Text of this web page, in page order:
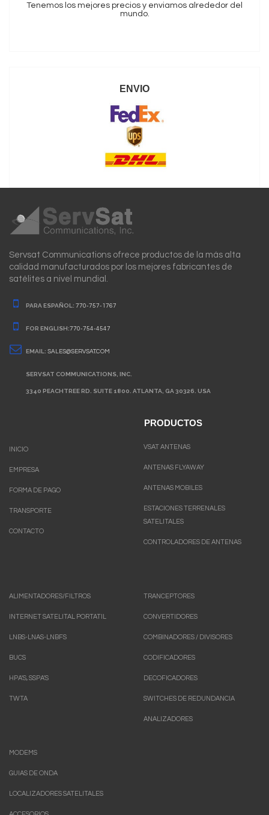
Tenemos los mejores precios y enviamos alrededor del
mundo.
ENVIO
Servsat Communications ofrece productos de la más alta
calidad manufacturados por los mejores fabricantes de
satélites a nivel mundial.
PARA ESPAÑOL: 770-757-1767
FOR ENGLISH:770-754-4547
EMAIL: SALES@SERVSAT.COM
SERVSAT COMMUNICATIONS, INC.
3340 PEACHTREE RD. SUITE 1800. ATLANTA, GA 30326. USA
INICIO
EMPRESA
FORMA DE PAGO
TRANSPORTE
CONTACTO
PRODUCTOS
VSAT ANTENAS
ANTENAS FLYAWAY
ANTENAS MOBILES
ESTACIONES TERRENALES
SATELITALES
CONTROLADORES DE ANTENAS
ALIMENTADORES/FILTROS
INTERNET SATELITAL PORTATIL
LNBS-LNAS-LNBFS
BUCS
HPA'S, SSPA'S
TWTA
TRANCEPTORES
CONVERTIDORES
COMBINADORES / DIVISORES
CODIFICADORES
DECOFICADORES
SWITCHES DE REDUNDANCIA
ANALIZADORES
MODEMS
GUIAS DE ONDA
LOCALIZADORES SATELITALES